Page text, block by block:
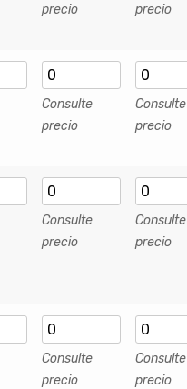
precio
precio
Consulte
precio
Consulte
precio
Consulte
precio
Consulte
precio
Consulte
precio
Consulte
precio